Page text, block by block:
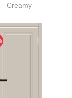
Creamy